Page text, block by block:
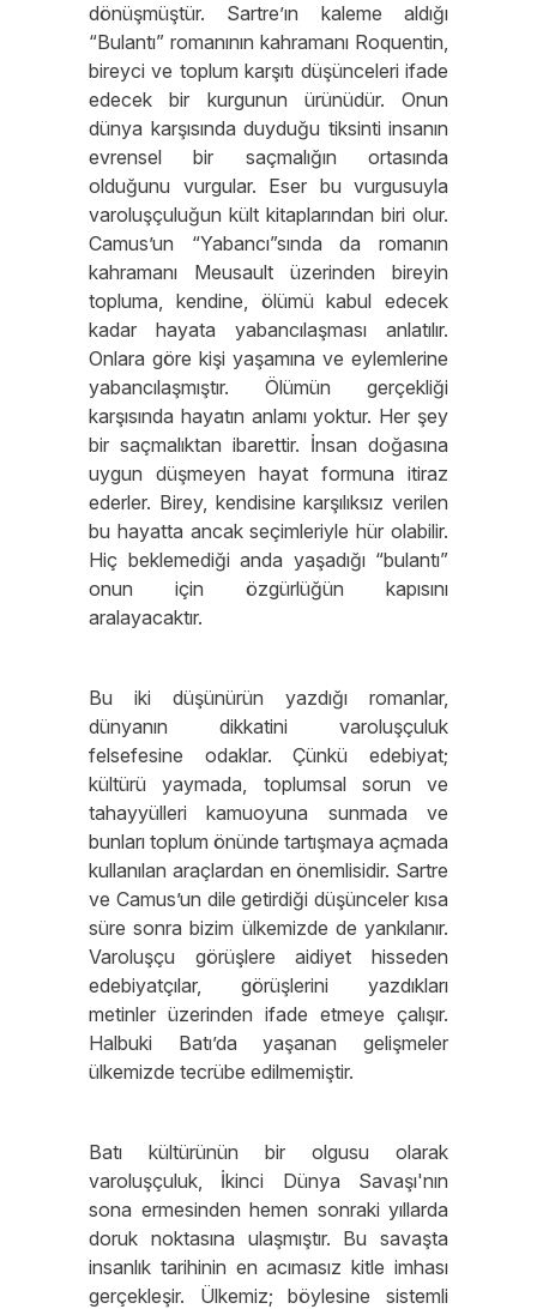
dönüşmüştür. Sartre’ın kaleme aldığı
“Bulantı” romanının kahramanı Roquentin,
bireyci ve toplum karşıtı düşünceleri ifade
edecek bir kurgunun ürünüdür. Onun
dünya karşısında duyduğu tiksinti insanın
evrensel bir saçmalığın ortasında
olduğunu vurgular. Eser bu vurgusuyla
varoluşçuluğun kült kitaplarından biri olur.
Camus’un “Yabancı”sında da romanın
kahramanı Meusault üzerinden bireyin
topluma, kendine, ölümü kabul edecek
kadar hayata yabancılaşması anlatılır.
Onlara göre kişi yaşamına ve eylemlerine
yabancılaşmıştır. Ölümün gerçekliği
karşısında hayatın anlamı yoktur. Her şey
bir saçmalıktan ibarettir. İnsan doğasına
uygun düşmeyen hayat formuna itiraz
ederler. Birey, kendisine karşılıksız verilen
bu hayatta ancak seçimleriyle hür olabilir.
Hiç beklemediği anda yaşadığı “bulantı”
onun için özgürlüğün kapısını
aralayacaktır.
Bu iki düşünürün yazdığı romanlar,
dünyanın dikkatini varoluşçuluk
felsefesine odaklar. Çünkü edebiyat;
kültürü yaymada, toplumsal sorun ve
tahayyülleri kamuoyuna sunmada ve
bunları toplum önünde tartışmaya açmada
kullanılan araçlardan en önemlisidir. Sartre
ve Camus’un dile getirdiği düşünceler kısa
süre sonra bizim ülkemizde de yankılanır.
Varoluşçu görüşlere aidiyet hisseden
edebiyatçılar, görüşlerini yazdıkları
metinler üzerinden ifade etmeye çalışır.
Halbuki Batı’da yaşanan gelişmeler
ülkemizde tecrübe edilmemiştir.
Batı kültürünün bir olgusu olarak
varoluşçuluk, İkinci Dünya Savaşı'nın
sona ermesinden hemen sonraki yıllarda
doruk noktasına ulaşmıştır. Bu savaşta
insanlık tarihinin en acımasız kitle imhası
gerçekleşir. Ülkemiz; böylesine sistemli